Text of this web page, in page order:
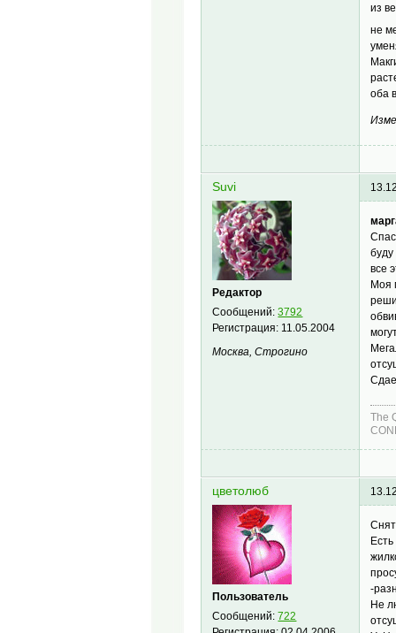
из
не
оба
Suvi
Редактор
Сообщений:3792
Регистрация: 11.05.2004
Москва, Строгино
все
Моя
The
цветолюб
Пользователь
Сообщений:722
-
Не